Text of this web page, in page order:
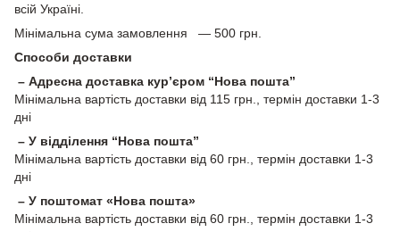
всій Україні.
Мінімальна сума замовлення — 500 грн.
Способи доставки
– Адресна доставка кур’єром “Нова пошта”
Мінімальна вартість доставки від 115 грн., термін доставки 1-3
дні
– У відділення “Нова пошта”
Мінімальна вартість доставки від 60 грн., термін доставки 1-3
дні
– У поштомат «Нова пошта»
Мінімальна вартість доставки від 60 грн., термін доставки 1-3